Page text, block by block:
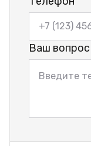
Ваш вопрос